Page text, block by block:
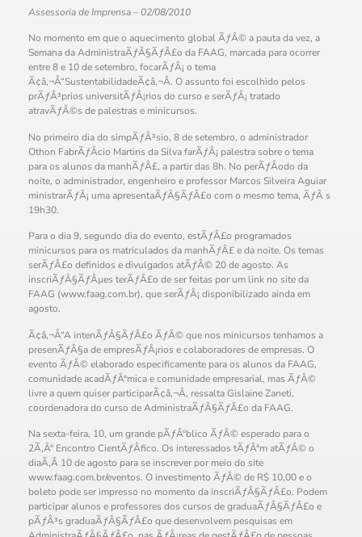
Assessoria de Imprensa – 02/08/2010
No momento em que o aquecimento global ÃƒÂ© a pauta da vez, a
Semana da AdministraÃƒÂ§ÃƒÂ£o da FAAG, marcada para ocorrer
entre 8 e 10 de setembro, focarÃƒÂ¡ o tema
Ã¢â‚¬Å“SustentabilidadeÃ¢â‚¬Â. O assunto foi escolhido pelos
prÃƒÂ³prios universitÃƒÂ¡rios do curso e serÃƒÂ¡ tratado
atravÃƒÂ©s de palestras e minicursos.
No primeiro dia do simpÃƒÂ³sio, 8 de setembro, o administrador
Othon FabrÃƒÂ­cio Martins da Silva farÃƒÂ¡ palestra sobre o tema
para os alunos da manhÃƒÂ£, a partir das 8h. No perÃƒÂ­odo da
noite, o administrador, engenheiro e professor Marcos Silveira Aguiar
ministrarÃƒÂ¡ uma apresentaÃƒÂ§ÃƒÂ£o com o mesmo tema, ÃƒÂ s
19h30.
Para o dia 9, segundo dia do evento, estÃƒÂ£o programados
minicursos para os matriculados da manhÃƒÂ£ e da noite. Os temas
serÃƒÂ£o definidos e divulgados atÃƒÂ© 20 de agosto. As
inscriÃƒÂ§ÃƒÂµes terÃƒÂ£o de ser feitas por um link no site da
FAAG (www.faag.com.br), que serÃƒÂ¡ disponibilizado ainda em
agosto.
Ã¢â‚¬Å“A intenÃƒÂ§ÃƒÂ£o ÃƒÂ© que nos minicursos tenhamos a
presenÃƒÂ§a de empresÃƒÂ¡rios e colaboradores de empresas. O
evento ÃƒÂ© elaborado especificamente para os alunos da FAAG,
comunidade acadÃƒÂªmica e comunidade empresarial, mas ÃƒÂ©
livre a quem quiser participarÃ¢â‚¬Â, ressalta Gislaine Zaneti,
coordenadora do curso de AdministraÃƒÂ§ÃƒÂ£o da FAAG.
Na sexta-feira, 10, um grande pÃƒÂºblico ÃƒÂ© esperado para o
2Ã‚Â° Encontro CientÃƒÂ­fico. Os interessados tÃƒÂªm atÃƒÂ© o
diaÃ‚Â 10 de agosto para se inscrever por meio do site
www.faag.com.br/eventos. O investimento ÃƒÂ© de R$ 10,00 e o
boleto pode ser impresso no momento da inscriÃƒÂ§ÃƒÂ£o. Podem
participar alunos e professores dos cursos de graduaÃƒÂ§ÃƒÂ£o e
pÃƒÂ³s graduaÃƒÂ§ÃƒÂ£o que desenvolvem pesquisas em